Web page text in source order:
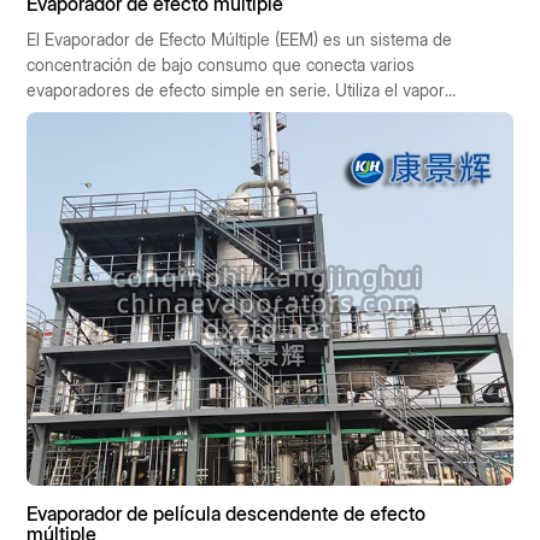
El Evaporador de Efecto Múltiple (EEM) es un sistema de
concentración de bajo consumo que conecta varios
evaporadores de efecto simple en serie. Utiliza el vapor
secundario generado en la etapa anterior (preefecto) para
impulsar la siguiente (subefecto), lo que permite reutilizar 1
kg de vapor fresco varias veces, multiplicando así la
capacidad de evaporación. Este artículo ofrece una visión
general sistemática desde siete puntos de vista: principio,
tipo de proceso, composición estructural, indicadores de
rendimiento, áreas de aplicación, ventajas y desventajas, y
criterios de selección.
Evaporador de película descendente de efecto
múltiple